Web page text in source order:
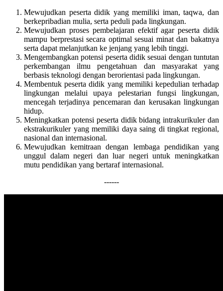
Mewujudkan peserta didik yang memiliki iman, taqwa, dan
berkepribadian mulia, serta peduli pada lingkungan.
Mewujudkan proses pembelajaran efektif agar peserta didik
mampu berprestasi secara optimal sesuai minat dan bakatnya
serta dapat melanjutkan ke jenjang yang lebih tinggi.
Mengembangkan potensi peserta didik sesuai dengan tuntutan
perkembangan ilmu pengetahuan dan masyarakat yang
berbasis teknologi dengan berorientasi pada lingkungan.
Membentuk peserta didik yang memiliki kepedulian terhadap
lingkungan melalui upaya pelestarian fungsi lingkungan,
mencegah terjadinya pencemaran dan kerusakan lingkungan
hidup.
Meningkatkan potensi peserta didik bidang intrakurikuler dan
ekstrakurikuler yang memiliki daya saing di tingkat regional,
nasional dan internasional.
Mewujudkan kemitraan dengan lembaga pendidikan yang
unggul dalam negeri dan luar negeri untuk meningkatkan
mutu pendidikan yang bertaraf internasional.
------